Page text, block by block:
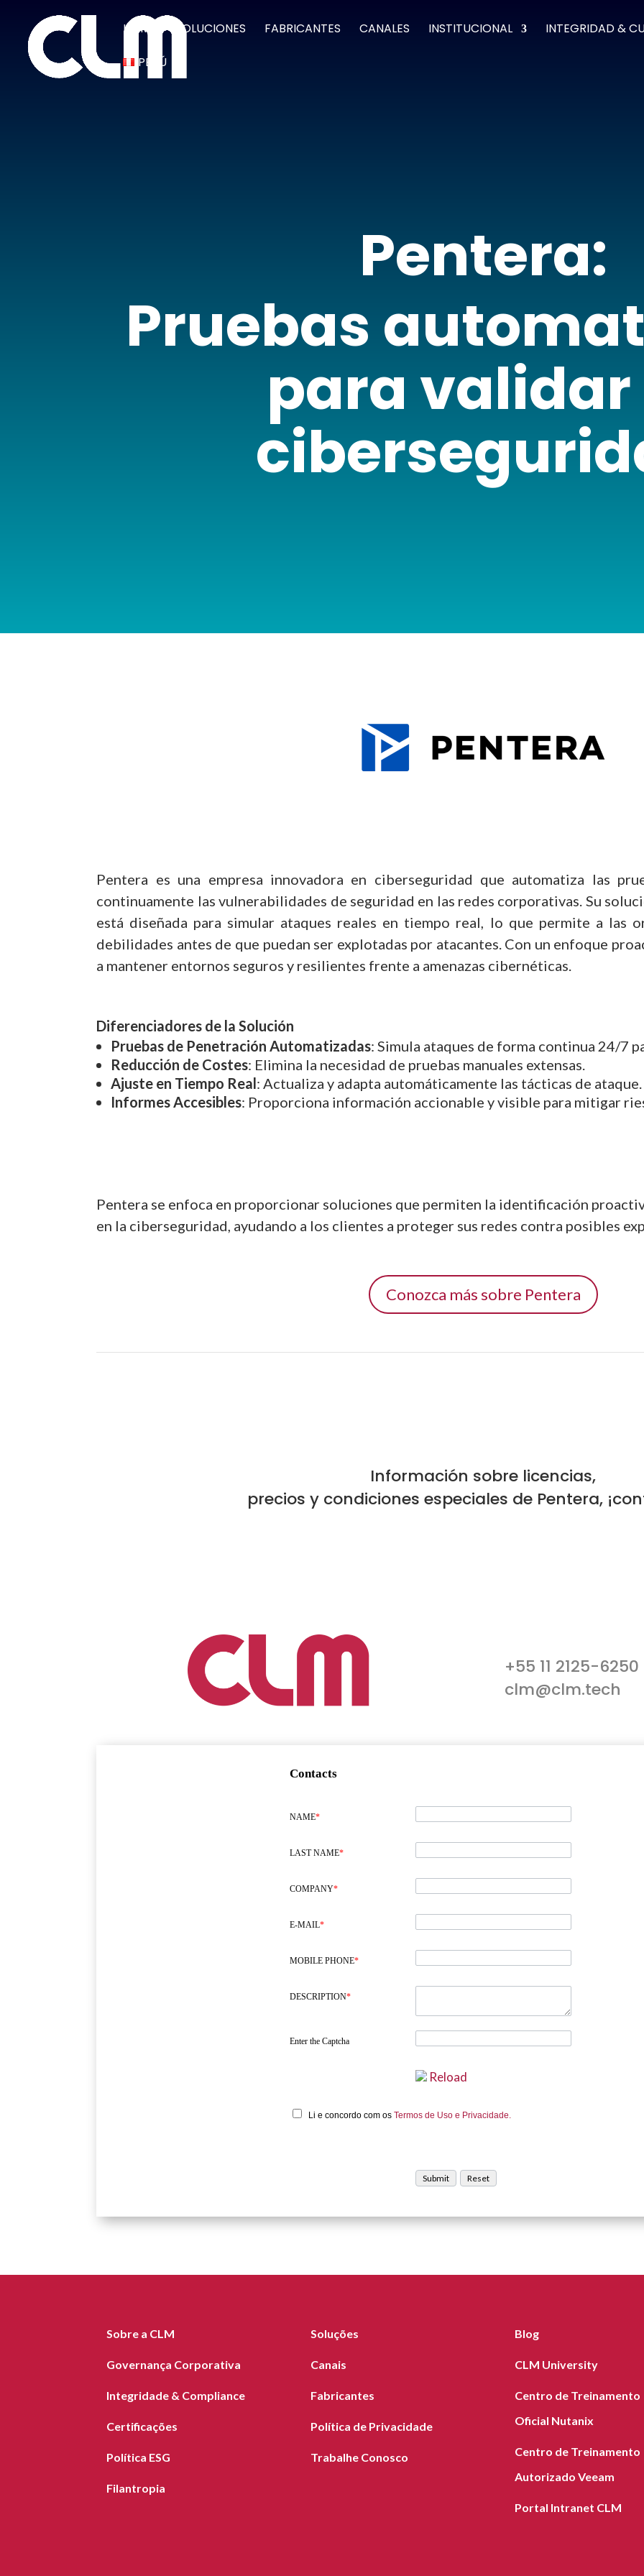
HOME SOLUCIONES FABRICANTES CANALES INSTITUCIONAL INTEGRIDAD &
PERÚ
Pentera:
Pruebas
para validar
Pentera es una empresa innovadora en ciberseguridad que automatiza las
continuamente las vulnerabilidades de seguridad en las redes corporativas. Su
está diseñada para simular ataques reales en tiempo real, lo que permite a las
debilidades antes de que puedan ser explotadas por atacantes. Con un enfoque
a mantener entornos seguros y resilientes frente a amenazas cibernéticas.
Diferenciadores de la Solución
Pruebas de Penetración Automatizadas: Simula ataques de forma continua 24/7
Reducción de Costes: Elimina la necesidad de pruebas manuales extensas.
Ajuste en Tiempo Real: Actualiza y adapta automáticamente las tácticas de ataque.
Informes Accesibles: Proporciona información accionable y visible para mitigar
Pentera se enfoca en proporcionar soluciones que permiten la identificación
en la ciberseguridad, ayudando a los clientes a proteger sus redes contra posibles
Conozca más sobre Pentera
Información sobre licencias,
precios y condiciones especiales de Pentera,
+55 11 2125-6250
clm@clm.tech
Contacts
NAME*
LAST NAME*
COMPANY*
E-MAIL*
MOBILE PHONE*
DESCRIPTION*
Enter the Captcha
Reload
Li e concordo com os Termos de Uso e Privacidade.
Sobre a CLM
Governança Corporativa
Integridade & Compliance
Certificações
Política ESG
Filantropia
Soluções
Canais
Fabricantes
Política de Privacidade
Trabalhe Conosco
Blog
CLM University
Centro de Treinamento
Oficial Nutanix
Centro de Treinamento
Autorizado Veeam
Portal Intranet CLM